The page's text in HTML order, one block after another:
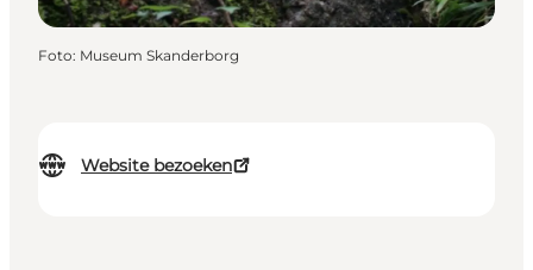
Website bezoeken
Foto: Museum Skanderborg